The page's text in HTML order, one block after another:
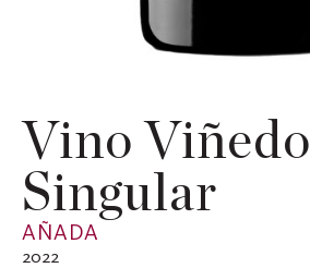
Vino Viñedo
Singular
AÑADA
2022